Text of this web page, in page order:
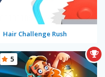
Hair Challenge Rush
5